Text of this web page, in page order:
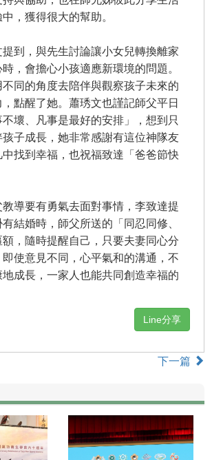
，獲得很大的幫助。
，與先生討論讓小女兒轉換離家
，會擔心小孩適應新環境的問題。
同的角度去陪伴與觀察孩子未來的
點醒了她。蕭琇文也謹記師父平日
壞、凡事是最好的安排」，想到只
子成長，她非常感謝有這位神隊友
找到幸福，也祝福致達「爸爸節快
要有勇氣去面對事情，李致達提
結婚時，師父所送的「同忍同修、
，隨時提醒自己，只要夫妻同心分
使意見不同，心平氣和的溝通，不
成長，一家人也能共同創造幸福的
Line分享
下一篇